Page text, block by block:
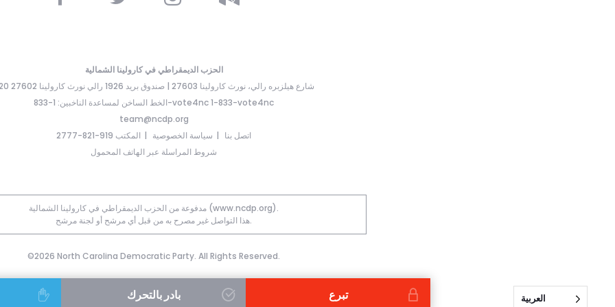
الحزب الديمقراطي في كارولينا الشمالية
220 شارع هيلزبره رالي، نورث كارولينا 27603 | صندوق بريد 1926 رالي نورث كارولينا 27602
الخط الساخن لمساعدة الناخبين: 1-833-vote4nc 1-833-vote4nc
team@ncdp.org
المكتب 919-821-2777
سياسة الخصوصية
اتصل بنا
شروط المراسلة عبر الهاتف المحمول
مدفوعة من الحزب الديمقراطي في كارولينا الشمالية (www.ncdp.org).
هذا التواصل غير مصرح به من قبل أي مرشح أو لجنة مرشح.
©2026 North Carolina Democratic Party. All Rights Reserved.
بادر بالتحرك تبرع العربية‏